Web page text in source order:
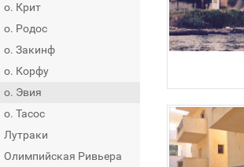
о. Крит
о. Родос
о. Закинф
о. Корфу
о. Эвия
о. Тасос
Лутраки
Олимпийская Ривьера